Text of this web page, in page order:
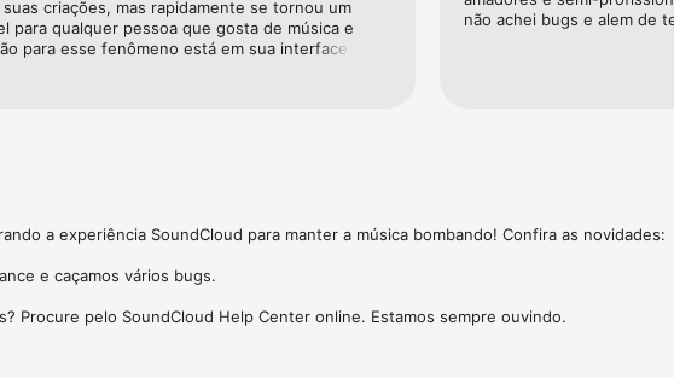
qualquer faixa, diretamente no player de música.
playlists populares no aplicativo e nas mídias sociais.
por fãs colocam dinheiro no bolso dos artistas que VOCÊ quer apoiar.
música gratuito com o SoundCloud FREE ou suba de nível com o SoundCloud
artistas independentes e consagrados (com anúncios).
criações, mas rapidamente se tornou um
para qualquer pessoa que gosta de música e
para esse fenômeno está em sua interface
não achei bugs e alem de
a experiência SoundCloud para manter a música bombando! Confira as novidades:
e caçamos vários bugs.
Procure pelo SoundCloud Help Center online. Estamos sempre ouvindo.